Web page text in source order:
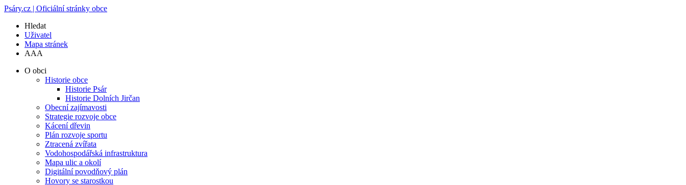
Psáry.cz | Oficiální stránky obce
Hledat
Uživatel
Mapa stránek
AAA
O obci
Historie obce
Historie Psár
Historie Dolních Jirčan
Obecní zajímavosti
Strategie rozvoje obce
Kácení dřevin
Plán rozvoje sportu
Ztracená zvířata
Vodohospodářská infrastruktura
Mapa ulic a okolí
Digitální povodňový plán
Hovory se starostkou